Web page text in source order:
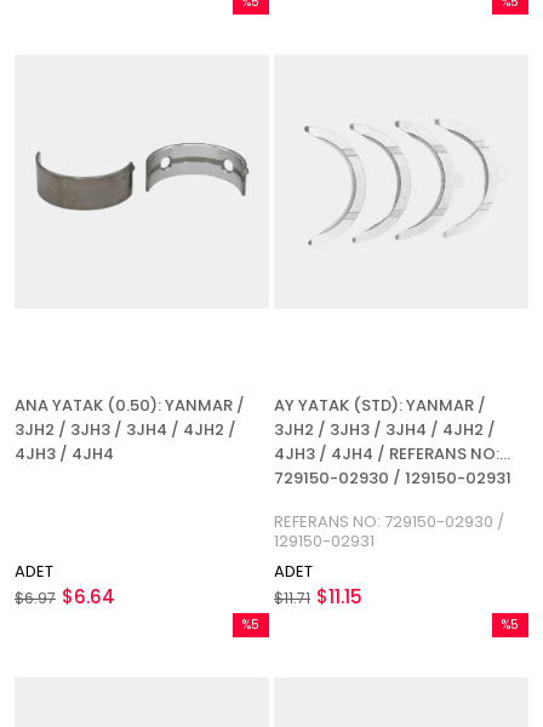
ANA YATAK (0.50): YANMAR /
3JH2 / 3JH3 / 3JH4 / 4JH2 /
4JH3 / 4JH4
ADET
$6.64
$6.97
AY YATAK (STD): YANMAR /
3JH2 / 3JH3 / 3JH4 / 4JH2 /
4JH3 / 4JH4 / REFERANS NO:
729150-02930 / 129150-02931
REFERANS NO: 729150-02930 /
129150-02931
ADET
$11.15
$11.71
%5
%5